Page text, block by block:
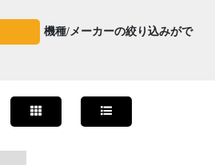
機種/メーカーの絞り込みがで